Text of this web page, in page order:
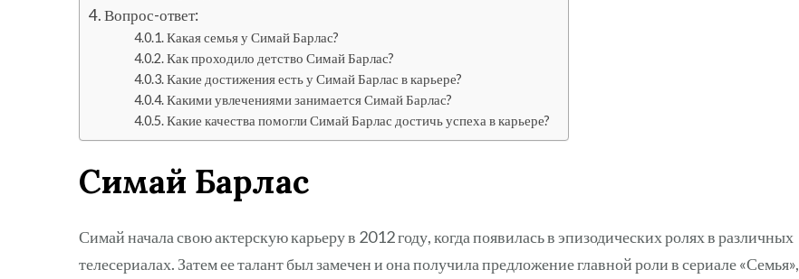
Вопрос-ответ:
Какая семья у Симай Барлас?
Как проходило детство Симай Барлас?
Какие достижения есть у Симай Барлас в карьере?
Какими увлечениями занимается Симай Барлас?
Какие качества помогли Симай Барлас достичь успеха в карьере?
Симай Барлас
Симай начала свою актерскую карьеру в 2012 году, когда появилась в эпизодических ролях в различных
телесериалах. Затем ее талант был замечен и она получила предложение главной роли в сериале «Семья»,